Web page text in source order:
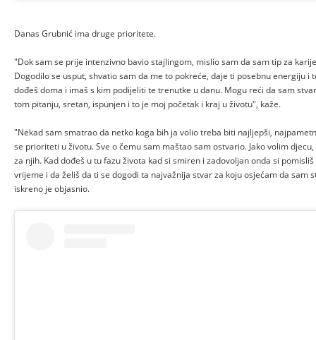
Danas Grubnić ima druge prioritete.
"Dok sam se prije intenzivno bavio stajlingom, mislio sam da sam tip za
Dogodilo se usput, shvatio sam da me to pokreće, daje ti posebnu energiju i
dođeš doma i imaš s kim podijeliti te trenutke u danu. Mogu reći da sam
tom pitanju, sretan, ispunjen i to je moj početak i kraj u životu", kaže.
"Nekad sam smatrao da netko koga bih ja volio treba biti najljepši,
se prioriteti u životu. Sve o čemu sam maštao sam ostvario. Jako volim
za njih. Kad dođeš u tu fazu života kad si smiren i zadovoljan onda si
vrijeme i da želiš da ti se dogodi ta najvažnija stvar za koju osjećam da sam
iskreno je objasnio.